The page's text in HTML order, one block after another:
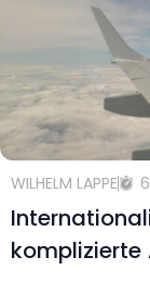
WILHELM LAPPE